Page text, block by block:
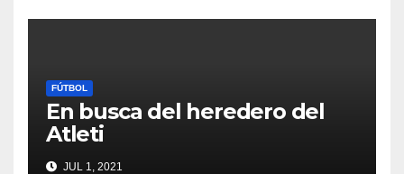
FÚTBOL
En busca del heredero del
Atleti
JUL 1, 2021